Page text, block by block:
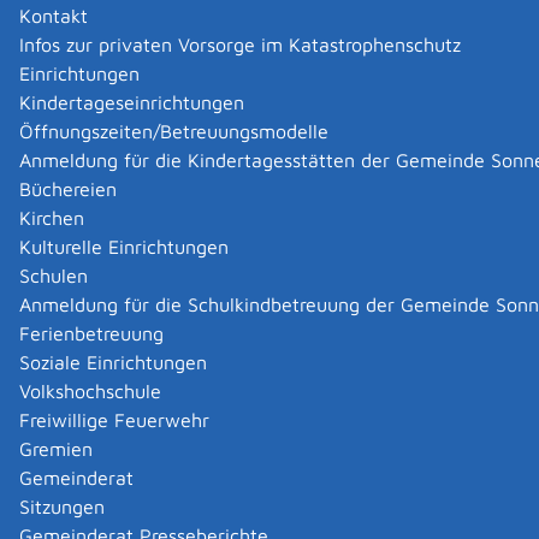
Kontakt
Infos zur privaten Vorsorge im Katastrophenschutz
Einrichtungen
Kindertageseinrichtungen
Öffnungszeiten/Betreuungsmodelle
Anmeldung für die Kindertagesstätten der Gemeinde
Büchereien
Kirchen
Kulturelle Einrichtungen
Schulen
Anmeldung für die Schulkindbetreuung der Gemeinde
Ferienbetreuung
Soziale Einrichtungen
Volkshochschule
Freiwillige Feuerwehr
Gremien
Gemeinderat
Sitzungen
zudem für nicht mehr als acht Personen (zusätzlich zur
fahrenden Person) ausgelegt sein.
Sie können mit der Führerscheinklasse B Anhänger
transportieren, die weniger als 750 Kilogramm wiegen.
Wenn die Gesamtmasse der Fahrzeugkombination
maximal 3,5 Tonnen beträgt, darf der Anhänger auch
mehr als 750 kg wiegen.
Die Fahrerlaubnis Klasse B wird unbefristet erteilt.
Zuständige Stelle
Die für Sie zuständige Fahrerlaubnisbehörde; im
Regelfall jene, an welcher Sie ihren Hauptwohnsitz
haben.
Landratsamt Reutlingen
Leistungsdetails